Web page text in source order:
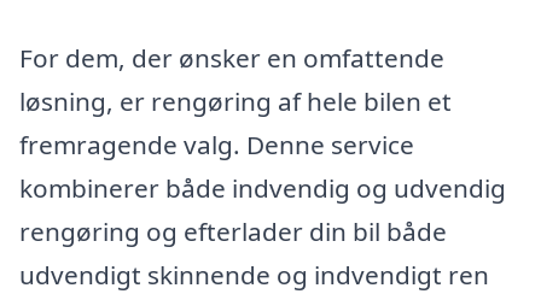
For dem, der ønsker en omfattende
løsning, er rengøring af hele bilen et
fremragende valg. Denne service
kombinerer både indvendig og udvendig
rengøring og efterlader din bil både
udvendigt skinnende og indvendigt ren